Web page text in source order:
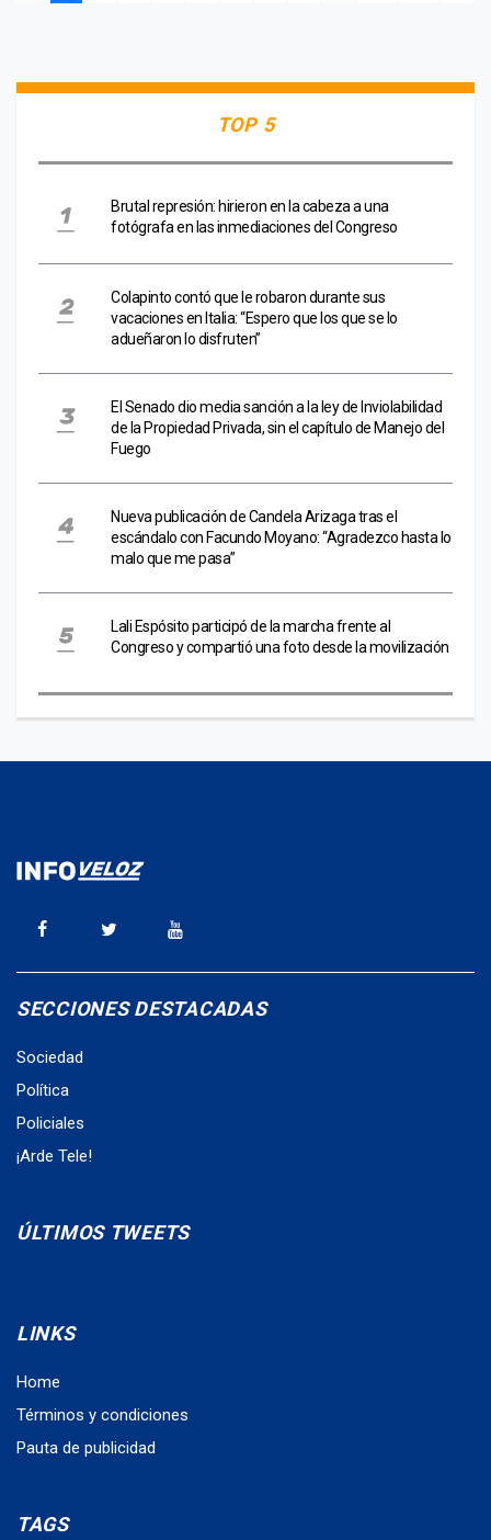
TOP 5
Brutal represión: hirieron en la cabeza a una
fotógrafa en las inmediaciones del Congreso
Colapinto contó que le robaron durante sus
vacaciones en Italia: “Espero que los que se lo
adueñaron lo disfruten”
El Senado dio media sanción a la ley de Inviolabilidad
de la Propiedad Privada, sin el capítulo de Manejo del
Fuego
Nueva publicación de Candela Arizaga tras el
escándalo con Facundo Moyano: “Agradezco hasta lo
malo que me pasa”
Lali Espósito participó de la marcha frente al
Congreso y compartió una foto desde la movilización
SECCIONES DESTACADAS
Sociedad
Política
Policiales
¡Arde Tele!
ÚLTIMOS TWEETS
LINKS
Home
Términos y condiciones
Pauta de publicidad
TAGS